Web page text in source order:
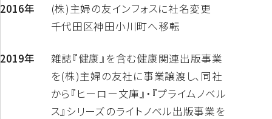
2016年
(株)主婦の友インフォスに社名変更
千代田区神田小川町へ移転
2019年
雑誌『健康』を含む健康関連出版事業
を(株)主婦の友社に事業譲渡し、同社
から『ヒーロー文庫』・『プライムノベル
ス』シリーズのライトノベル出版事業を